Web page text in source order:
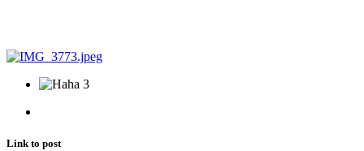
3
Link to post